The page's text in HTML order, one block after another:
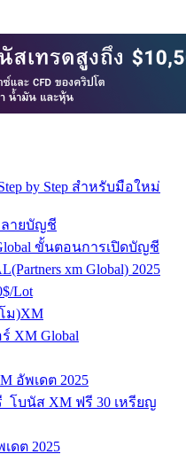
by Step สำหรับมือใหม่
ลายบัญชี
ขั้นตอนการเปิดบัญชี
xm Global) 2025
Lot
ม)XM
XM Global
อัพเดต 2025
บนัส XM ฟรี 30 เหรียญ
ดต 2025